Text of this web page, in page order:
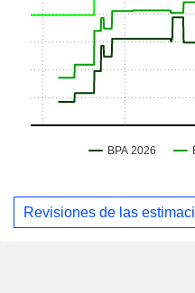
Revisiones de las